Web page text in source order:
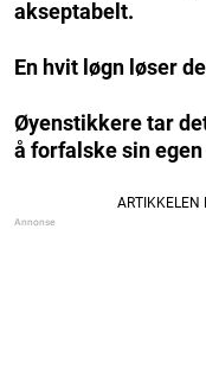
akseptabelt.
En hvit løgn løser
Øyenstikkere tar
å forfalske sin